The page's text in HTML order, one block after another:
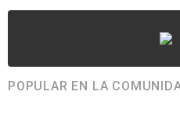
POPULAR EN LA